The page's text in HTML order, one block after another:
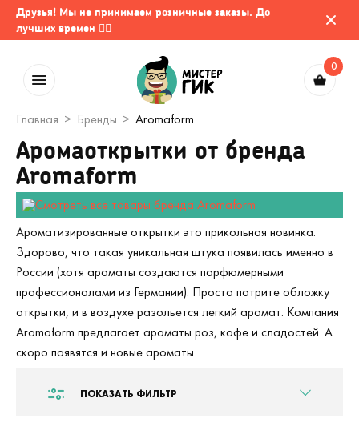
Друзья! Мы не принимаем розничные заказы. До
лучших времен 🤷‍♂️
0
Главная Бренды Aromaform
Аромаоткрытки от бренда
Aromaform
Ароматизированные открытки это прикольная новинка.
Здорово, что такая уникальная штука появилась именно в
России (хотя ароматы создаются парфюмерными
профессионалами из Германии). Просто потрите обложку
открытки, и в воздухе разольется легкий аромат. Компания
Aromaform предлагает ароматы роз, кофе и сладостей. А
скоро появятся и новые ароматы.
ПОКАЗАТЬ ФИЛЬТР